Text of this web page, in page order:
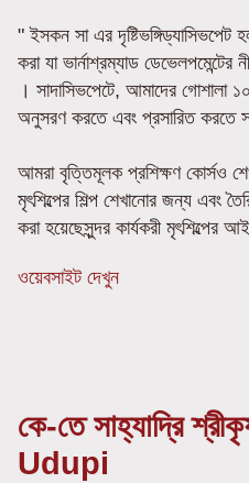
" ইসকন সা এর দৃষ্টিভঙ্গিড্যাসিভপেট
করা যা ভার্নাশ্রম্যাড
। সাদাসিভপেটে, আমাদের গোশালা
অনুসরণ করতে এবং প্রসারিত করতে
আমরা বৃত্তিমূলক প্রশিক্ষণ কোর্সও
মৃৎশিল্পের শিল্প শেখানোর জন্য এবং
করা হয়েছেসুন্দর কার্যকরী মৃৎশিল্পের
ওয়েবসাইট দেখুন
কে-তে সাহ্যাদ্রি
Udupi